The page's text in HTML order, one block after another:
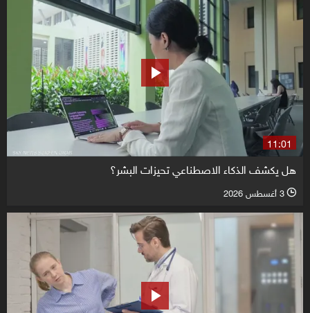
11:01
هل يكشف الذكاء الاصطناعي تحيزات البشر؟
l 3 أغسطس 2026